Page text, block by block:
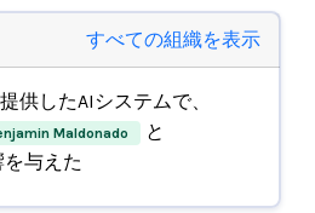
すべての組織を表示
供したAIシステムで、
Maldonado と
与えた